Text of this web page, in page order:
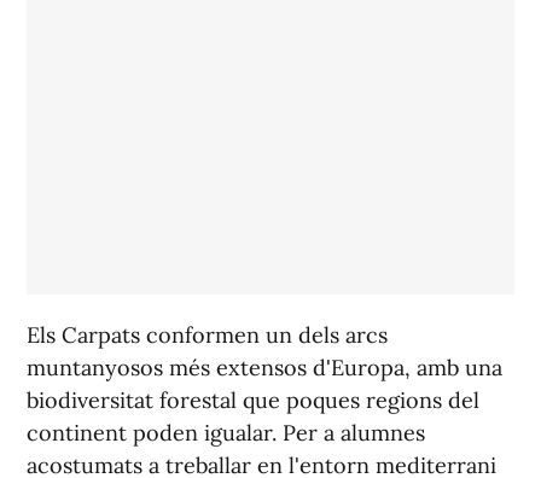
Els Carpats conformen un dels arcs
muntanyosos més extensos d'Europa, amb una
biodiversitat forestal que poques regions del
continent poden igualar. Per a alumnes
acostumats a treballar en l'entorn mediterrani